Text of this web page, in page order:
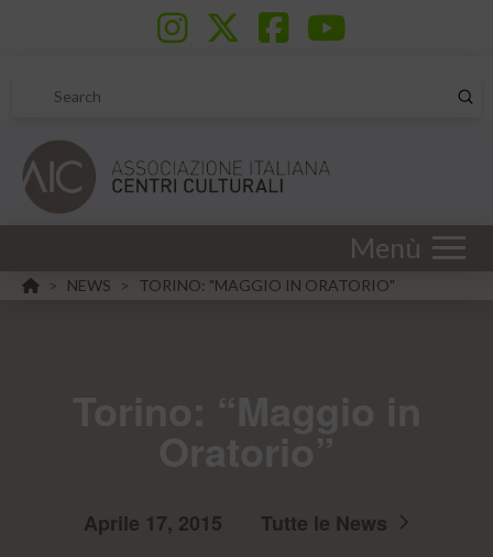
Search
Menù
HOME
> NEWS > TORINO: "MAGGIO IN ORATORIO"
Aprile 17, 2015 Tutte le News